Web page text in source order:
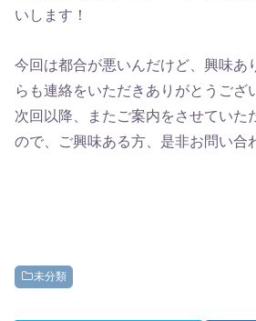
いします！
今回は都合が悪いんだけど、興味あ
らも連絡をいただきありがとうござ
次回以降、またご案内をさせていた
ので、ご興味ある方、是非お問い合
未分類